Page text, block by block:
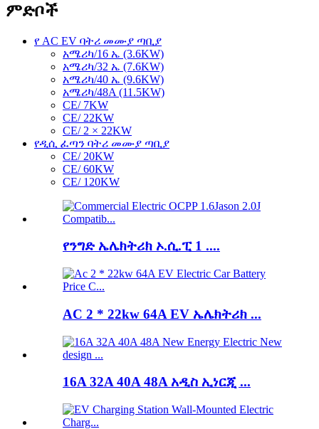
ምድቦች
የ AC EV ባትሪ መሙያ ጣቢያ
አሜሪካ/16 ኤ (3.6KW)
አሜሪካ/32 ኤ (7.6KW)
አሜሪካ/40 ኤ (9.6KW)
አሜሪካ/48A (11.5KW)
CE/ 7KW
CE/ 22KW
CE/ 2 × 22KW
የዲሲ ፈጣን ባትሪ መሙያ ጣቢያ
CE/ 20KW
CE/ 60KW
CE/ 120KW
የንግድ ኤሌክትሪክ ኦ.ሲ.ፒ 1 ....
AC 2 * 22kw 64A EV ኤሌክትሪክ ...
16A 32A 40A 48A አዲስ ኢነርጂ ...